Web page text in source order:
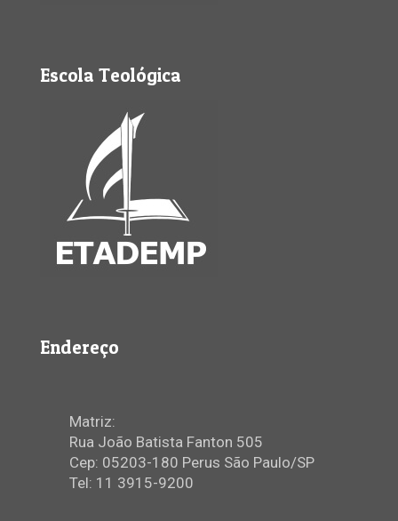
Escola Teológica
Endereço
Matriz:
Rua João Batista Fanton 505
Cep: 05203-180 Perus São Paulo/SP
Tel: 11 3915-9200